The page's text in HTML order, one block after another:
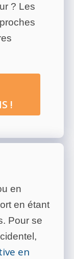
? Les
!
en
en étant
Pour se
en